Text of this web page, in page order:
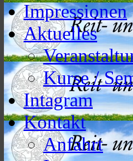
Impressionen
Aktuelles
Kurse /
Intagram
Kontakt
Anfahrt